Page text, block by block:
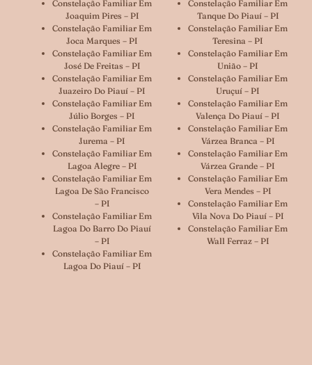
Constelação Familiar Em
Joaquim Pires – PI
Constelação Familiar Em
Joca Marques – PI
Constelação Familiar Em
José De Freitas – PI
Constelação Familiar Em
Juazeiro Do Piauí – PI
Constelação Familiar Em
Júlio Borges – PI
Constelação Familiar Em
Jurema – PI
Constelação Familiar Em
Lagoa Alegre – PI
Constelação Familiar Em
Lagoa De São Francisco
– PI
Constelação Familiar Em
Lagoa Do Barro Do Piauí
– PI
Constelação Familiar Em
Lagoa Do Piauí – PI
Constelação Familiar Em
Tanque Do Piauí – PI
Constelação Familiar Em
Teresina – PI
Constelação Familiar Em
União – PI
Constelação Familiar Em
Uruçuí – PI
Constelação Familiar Em
Valença Do Piauí – PI
Constelação Familiar Em
Várzea Branca – PI
Constelação Familiar Em
Várzea Grande – PI
Constelação Familiar Em
Vera Mendes – PI
Constelação Familiar Em
Vila Nova Do Piauí – PI
Constelação Familiar Em
Wall Ferraz – PI